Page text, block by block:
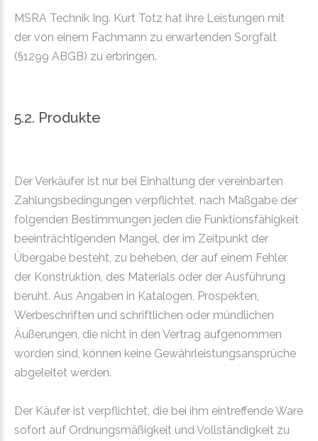
MSRA Technik Ing. Kurt Totz hat ihre Leistungen mit
der von einem Fachmann zu erwartenden Sorgfalt
(§1299 ABGB) zu erbringen.
5.2. Produkte
Der Verkäufer ist nur bei Einhaltung der vereinbarten
Zahlungsbedingungen verpflichtet, nach Maßgabe der
folgenden Bestimmungen jeden die Funktionsfähigkeit
beeinträchtigenden Mangel, der im Zeitpunkt der
Übergabe besteht, zu beheben, der auf einem Fehler
der Konstruktion, des Materials oder der Ausführung
beruht. Aus Angaben in Katalogen, Prospekten,
Werbeschriften und schriftlichen oder mündlichen
Äußerungen, die nicht in den Vertrag aufgenommen
worden sind, können keine Gewährleistungsansprüche
abgeleitet werden.
Der Käufer ist verpflichtet, die bei ihm eintreffende Ware
sofort auf Ordnungsmäßigkeit und Vollständigkeit zu